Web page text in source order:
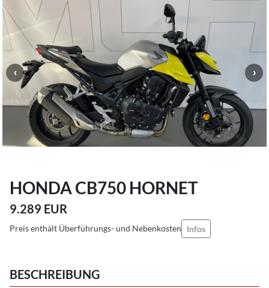
HONDA CB750 HORNET
9.289 EUR
Preis enthält Überführungs- und Nebenkosten Infos
BESCHREIBUNG